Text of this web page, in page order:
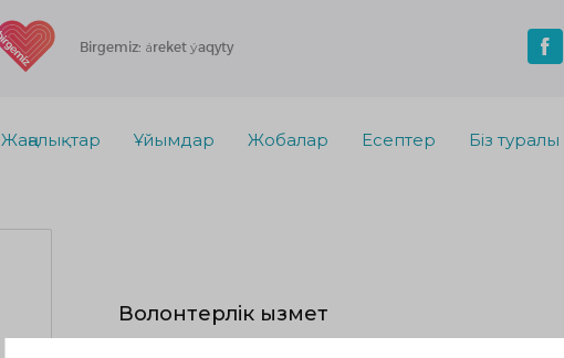
Birgemiz: áreket ýaqyty
Жаңалықтар Ұйымдар Жобалар Есептер Біз туралы
Волонтерлік қызмет